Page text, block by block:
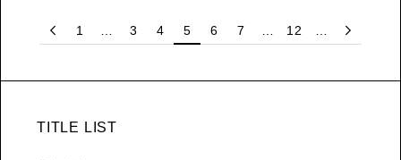
1 3 4 5 6 7 12
TITLE LIST